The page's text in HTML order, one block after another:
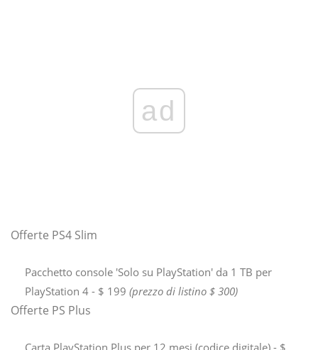
ad
Offerte PS4 Slim
Pacchetto console 'Solo su PlayStation' da 1 TB per
PlayStation 4 - $ 199 (prezzo di listino $ 300)
Offerte PS Plus